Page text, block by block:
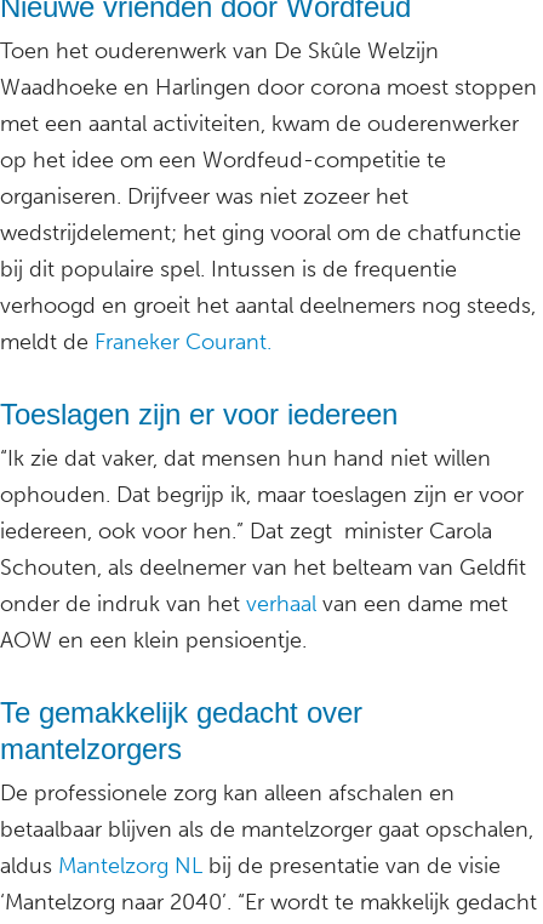
Nieuwe vrienden door Wordfeud
Toen het ouderenwerk van De Skûle Welzijn
Waadhoeke en Harlingen door corona moest stoppen
met een aantal activiteiten, kwam de ouderenwerker
op het idee om een Wordfeud-competitie te
organiseren. Drijfveer was niet zozeer het
wedstrijdelement; het ging vooral om de chatfunctie
bij dit populaire spel. Intussen is de frequentie
verhoogd en groeit het aantal deelnemers nog steeds,
meldt de Franeker Courant.
Toeslagen zijn er voor iedereen
“Ik zie dat vaker, dat mensen hun hand niet willen
ophouden. Dat begrijp ik, maar toeslagen zijn er voor
iedereen, ook voor hen.” Dat zegt minister Carola
Schouten, als deelnemer van het belteam van Geldfit
onder de indruk van het verhaal van een dame met
AOW en een klein pensioentje.
Te gemakkelijk gedacht over
mantelzorgers
De professionele zorg kan alleen afschalen en
betaalbaar blijven als de mantelzorger gaat opschalen,
aldus Mantelzorg NL bij de presentatie van de visie
‘Mantelzorg naar 2040’. “Er wordt te makkelijk gedacht